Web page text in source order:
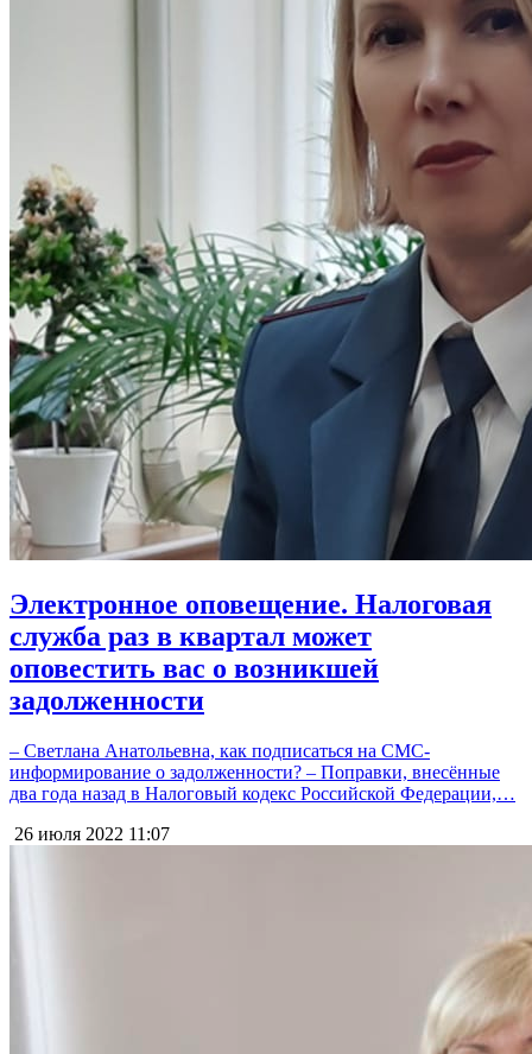
Электронное оповещение. Налоговая
служба раз в квартал может
оповестить вас о возникшей
задолженности
– Светлана Анатольевна, как подписаться на СМС-
информирование о задолженности? – Поправки, внесённые
два года назад в Налоговый кодекс Российской Федерации,…
26 июля 2022 11:07